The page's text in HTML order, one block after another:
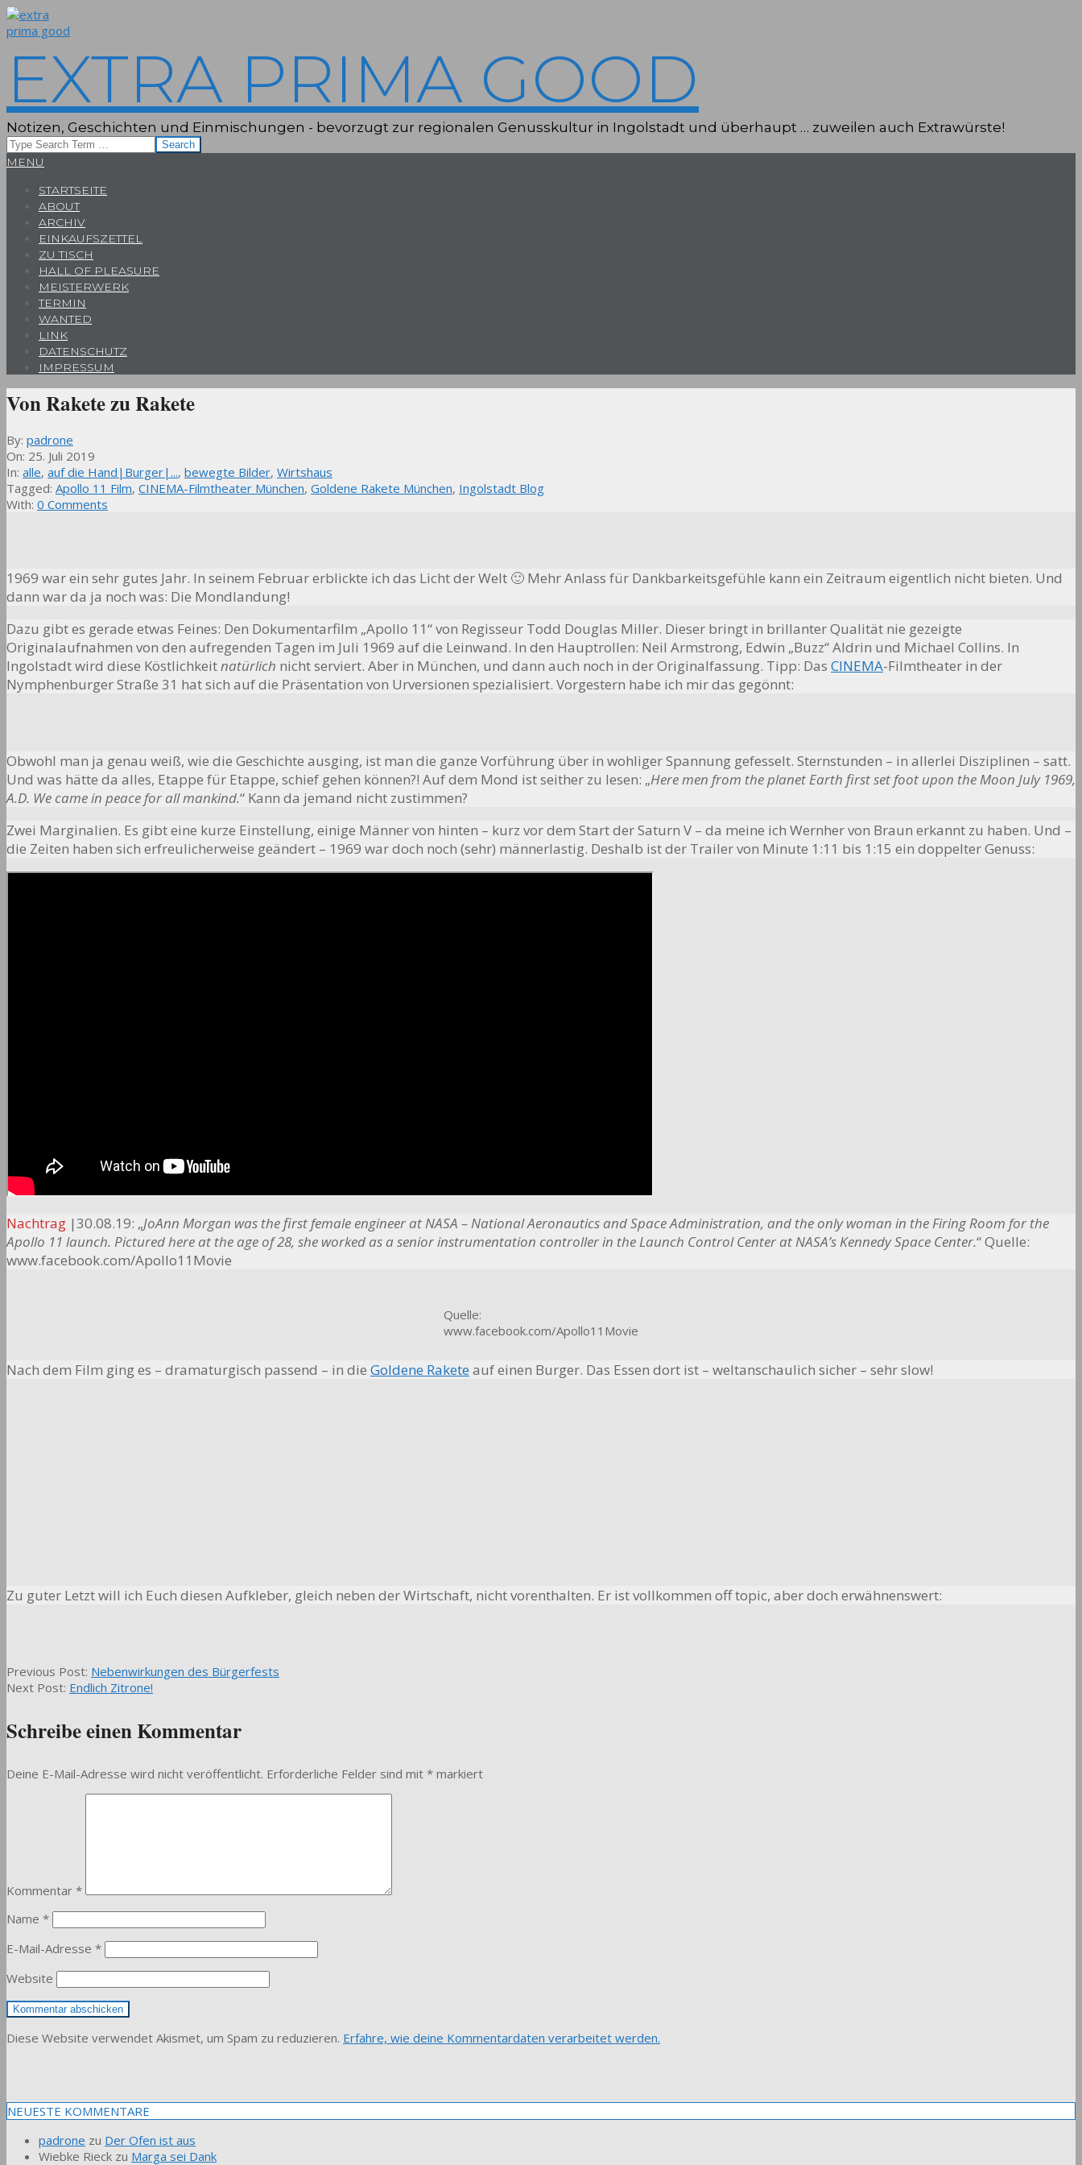
Skip
to
EXTRA PRIMA GOOD
Notizen, Geschichten und Einmischungen - bevorzugt zur regionalen Genusskultur in Ingolstadt und überhaupt … zuweilen auch Extrawürste!
Search
Primary
MENU
STARTSEITE
ABOUT
ARCHIV
EINKAUFSZETTEL
ZU TISCH
HALL OF PLEASURE
MEISTERWERK
TERMIN
WANTED
LINK
DATENSCHUTZ
IMPRESSUM
Von Rakete zu Rakete
By: padrone
On: 25. Juli 2019
In: alle, auf die Hand|Burger|..., bewegte Bilder, Wirtshaus
Tagged: Apollo 11 Film, CINEMA-Filmtheater München, Goldene Rakete München, Ingolstadt Blog
With: 0 Comments
1969 war ein sehr gutes Jahr. In seinem Februar erblickte ich das Licht der Welt 🙂 Mehr Anlass für Dankbarkeitsgefühle kann ein Zeitraum eigentlich nicht bieten. Und
dann war da ja noch was: Die Mondlandung!
Dazu gibt es gerade etwas Feines: Den Dokumentarfilm „Apollo 11“ von Regisseur Todd Douglas Miller. Dieser bringt in brillanter Qualität nie gezeigte
Originalaufnahmen von den aufregenden Tagen im Juli 1969 auf die Leinwand. In den Hauptrollen: Neil Armstrong, Edwin „Buzz“ Aldrin und Michael Collins. In
Ingolstadt wird diese Köstlichkeitnatürlich nicht serviert. Aber in München, und dann auch noch in der Originalfassung. Tipp: Das CINEMA-Filmtheater in der
Nymphenburger Straße 31 hat sich auf die Präsentation von Urversionen spezialisiert. Vorgestern habe ich mir das gegönnt:
Obwohl man ja genau weiß, wie die Geschichte ausging, ist man die ganze Vorführung über in wohliger Spannung gefesselt. Sternstunden – in allerlei Disziplinen – satt.
Und was hätte da alles, Etappe für Etappe, schief gehen können?! Auf dem Mond ist seither zu lesen: „Here men from the planet Earth first set foot upon the Moon July 1969,
A.D. We came in peace for all mankind.“ Kann da jemand nicht zustimmen?
Zwei Marginalien. Es gibt eine kurze Einstellung, einige Männer von hinten – kurz vor dem Start der Saturn V – da meine ich Wernher von Braun erkannt zu haben. Und –
die Zeiten haben sich erfreulicherweise geändert – 1969 war doch noch (sehr) männerlastig. Deshalb ist der Trailer von Minute 1:11 bis 1:15 ein doppelter Genuss:
Nachtrag |30.08.19: „JoAnn Morgan was the first female engineer at NASA – National Aeronautics and Space Administration, and the only woman in the Firing Room for the
Apollo 11 launch. Pictured here at the age of 28, she worked as a senior instrumentation controller in the Launch Control Center at NASA’s Kennedy Space Center.“ Quelle:
www.facebook.com/Apollo11Movie
Quelle:
www.facebook.com/Apollo11Movie
Nach dem Film ging es – dramaturgisch passend – in die Goldene Rakete auf einen Burger. Das Essen dort ist – weltanschaulich sicher – sehr slow!
Zu guter Letzt will ich Euch diesen Aufkleber, gleich neben der Wirtschaft, nicht vorenthalten. Er ist vollkommen off topic, aber doch erwähnenswert:
2019-
07-
Previous Post: Nebenwirkungen des Bürgerfests
Next Post: Endlich Zitrone!
Schreibe einen Kommentar
Deine E-Mail-Adresse wird nicht veröffentlicht. Erforderliche Felder sind mit * markiert
Kommentar *
Name *
E-Mail-Adresse *
Website
Diese Website verwendet Akismet, um Spam zu reduzieren. Erfahre, wie deine Kommentardaten verarbeitet werden.
NEUESTE KOMMENTARE
padrone zu Der Ofen ist aus
Wiebke Rieck zu Marga sei Dank